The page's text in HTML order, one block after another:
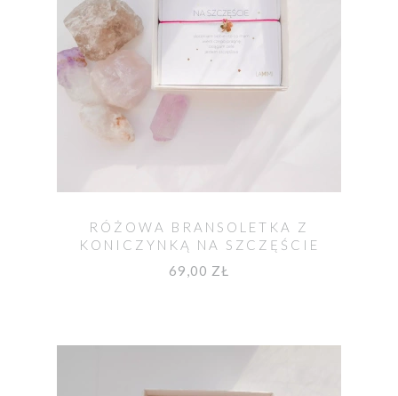
RÓŻOWA BRANSOLETKA Z
KONICZYNKĄ NA SZCZĘŚCIE
69,00 ZŁ